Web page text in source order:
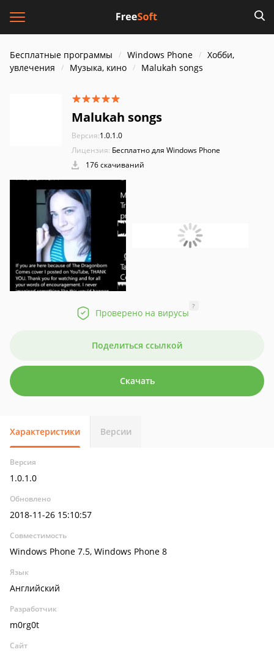
Бесплатные программы Windows Phone
Хобби,
увлечения
Музыка, кино Malukah songs
Malukah songs
Версия:1.0.1.0
Лицензия: Бесплатно для Windows Phone
176 скачиваний
Проверено на вирусы
?
Поделиться ссылкой
Скачать
Характеристики Версии
Версия
1.0.1.0
Обновлено
2018-11-26 15:10:57
Совместимость
Windows Phone 7.5, Windows Phone 8
Язык
Английский
Разработчик
m0rg0t
Сайт